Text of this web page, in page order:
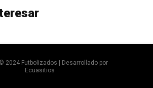
2024 Futbolizados | Desarrollado por
Ecuasitios